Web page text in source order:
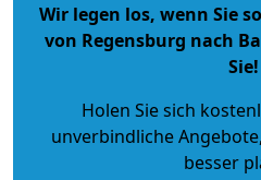
Wir legen los, wenn Sie
von Regensburg nach
Sie!
Holen Sie sich
unverbindliche Angebote
besser